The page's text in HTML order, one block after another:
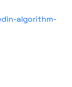
algorithm-